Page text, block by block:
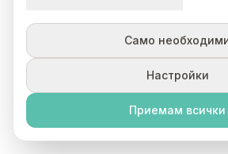
Само
Настройки
Приемам всички